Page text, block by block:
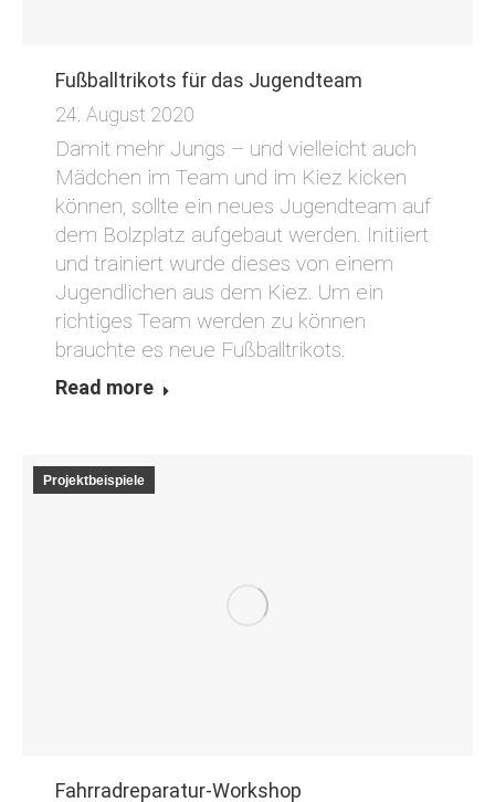
Fußballtrikots für das Jugendteam
24. August 2020
Damit mehr Jungs – und vielleicht auch
Mädchen im Team und im Kiez kicken
können, sollte ein neues Jugendteam auf
dem Bolzplatz aufgebaut werden. Initiiert
und trainiert wurde dieses von einem
Jugendlichen aus dem Kiez. Um ein
richtiges Team werden zu können
brauchte es neue Fußballtrikots.
Read more
Projektbeispiele
Fahrradreparatur-Workshop